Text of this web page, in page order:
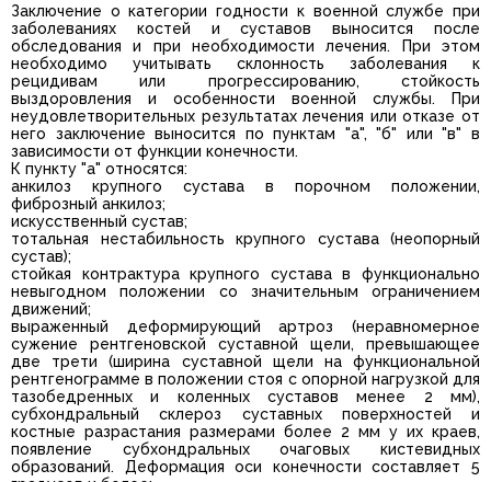
Заключение о категории годности к военной службе при
заболеваниях костей и суставов выносится после
обследования и при необходимости лечения. При этом
необходимо учитывать склонность заболевания к
рецидивам или прогрессированию, стойкость
выздоровления и особенности военной службы. При
неудовлетворительных результатах лечения или отказе от
него заключение выносится по пунктам "а", "б" или "в" в
зависимости от функции конечности.
К пункту "а" относятся:
анкилоз крупного сустава в порочном положении,
фиброзный анкилоз;
искусственный сустав;
тотальная нестабильность крупного сустава (неопорный
сустав);
стойкая контрактура крупного сустава в функционально
невыгодном положении со значительным ограничением
движений;
выраженный деформирующий артроз (неравномерное
сужение рентгеновской суставной щели, превышающее
две трети (ширина суставной щели на функциональной
рентгенограмме в положении стоя с опорной нагрузкой для
тазобедренных и коленных суставов менее 2 мм),
субхондральный склероз суставных поверхностей и
костные разрастания размерами более 2 мм у их краев,
появление субхондральных очаговых кистевидных
образований. Деформация оси конечности составляет 5